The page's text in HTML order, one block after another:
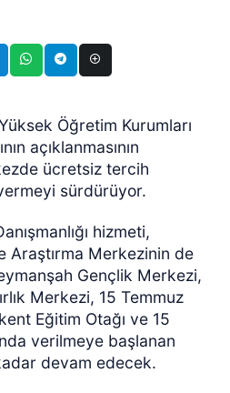
Öğretim Kurumları
açıklanmasının
ücretsiz tercih
sürdürüyor.
hizmeti,
Araştırma Merkezinin de
Gençlik Merkezi,
Merkezi, 15 Temmuz
Eğitim Otağı ve 15
verilmeye başlanan
devam edecek.